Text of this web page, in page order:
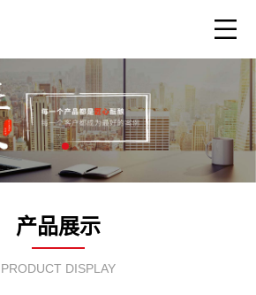
产品展示
PRODUCT DISPLAY